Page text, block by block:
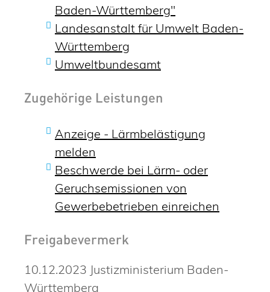
Baden-Württemberg"
Landesanstalt für Umwelt Baden-
Württemberg
Umweltbundesamt
Zugehörige Leistungen
Anzeige - Lärmbelästigung
melden
Beschwerde bei Lärm- oder
Geruchsemissionen von
Gewerbebetrieben einreichen
Freigabevermerk
10.12.2023 Justizministerium Baden-
Württemberg